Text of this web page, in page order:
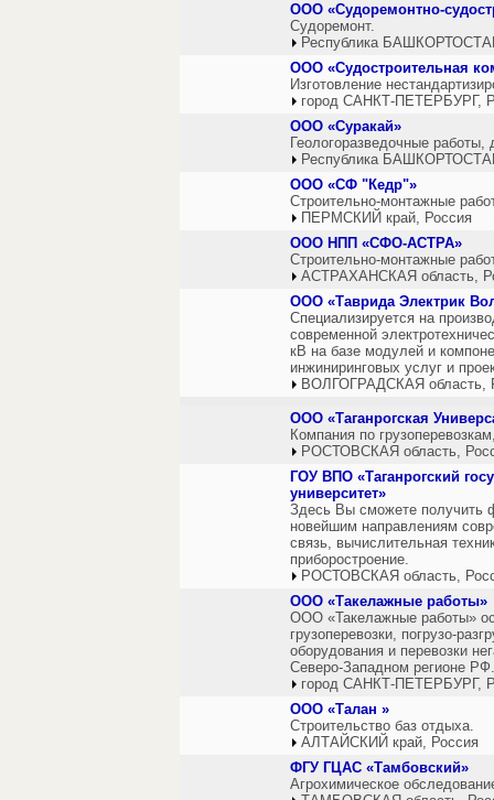
ООО «Судоремонтно-
Судоремонт.
Республика
ООО «Судостроительная
Изготовление
город САНКТ-ПЕТЕРБУРГ,
ООО «Суракай»
Геологоразведочные
Республика
ООО «СФ "Кедр"»
Строительно-монтажные
ПЕРМСКИЙ край, Россия
ООО НПП «СФО-АСТРА»
Строительно-монтажные
АСТРАХАНСКАЯ область,
ООО «Таврида Электрик
Специализируется на
современной
кВ на базе модулей и
инжиниринговых услуг и
ВОЛГОГРАДСКАЯ область,
ООО «Таганрогская
Компания по
РОСТОВСКАЯ область,
ГОУ ВПО «Таганрогский
университет»
Здесь Вы сможете получить
новейшим направлениям
связь, вычислительная
приборостроение.
РОСТОВСКАЯ область,
ООО «Такелажные работы»
ООО «Такелажные работы»
грузоперевозки, погрузо-
оборудования и перевозки
Северо-Западном регионе РФ.
город САНКТ-ПЕТЕРБУРГ,
OOO «Талан »
Строительство баз отдыха.
АЛТАЙСКИЙ край, Россия
ФГУ ГЦАС «Тамбовский»
Агрохимическое